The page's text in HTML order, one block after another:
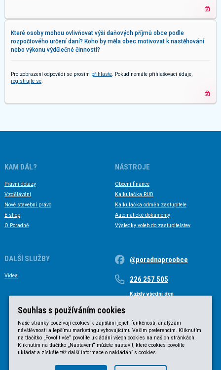
Které osoby mohou ovlivňovat výši daňových příjmů obce podle
rozpočtového určení daní? Koho by měla obec motivovat k nastěhování
nebo výkonu výdělečné činnosti?
Pro zobrazení odpovědi se prosím přihlaste . Pokud nemáte přihlašovací údaje,
registrujte se
KAM DÁL?
Právní dotazy
Vzdělávání
Nové stavební právo
E-shop
O Poradně
NÁSTROJE
Obecní finance
Kalkulačka RUD
Kalkulačka odměn zastupitele
Automatické dokumenty
Výsledky voleb do zastupitelstev
DALŠÍ SLUŽBY
Videa
@poradnaproobce
226 257 505
Každý všední den
Souhlas s používáním cookies
Naše stránky používají cookies k zajištění jejich funkčnosti, analýzám
návštěvnosti a lepšímu marketingu vyhovujícímu Vašim preferencím. Kliknutím
na tlačítko „Povolit vše“ povolíte ukládání všech cookies na našich stránkách.
Kliknutím na tlačítko „Nastavení“ můžete nastavit, které cookies povolíte
ukládat a získáte též další informace o nakládání s cookies.